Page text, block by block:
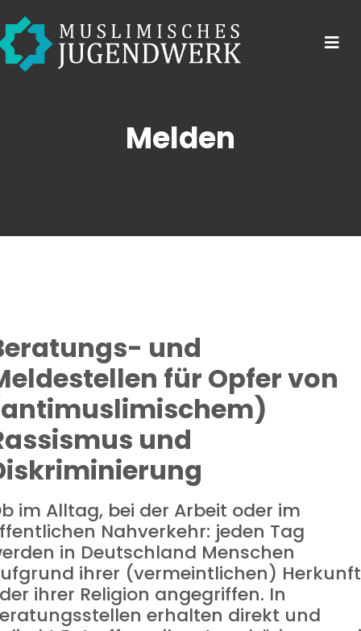
Melden
und
für Opfer von
und
im Alltag, bei der Arbeit oder im
Nahverkehr: jeden Tag
in Deutschland Menschen
ihrer (vermeintlichen) Herkunft
ihrer Religion angegriffen. In
erhalten direkt und